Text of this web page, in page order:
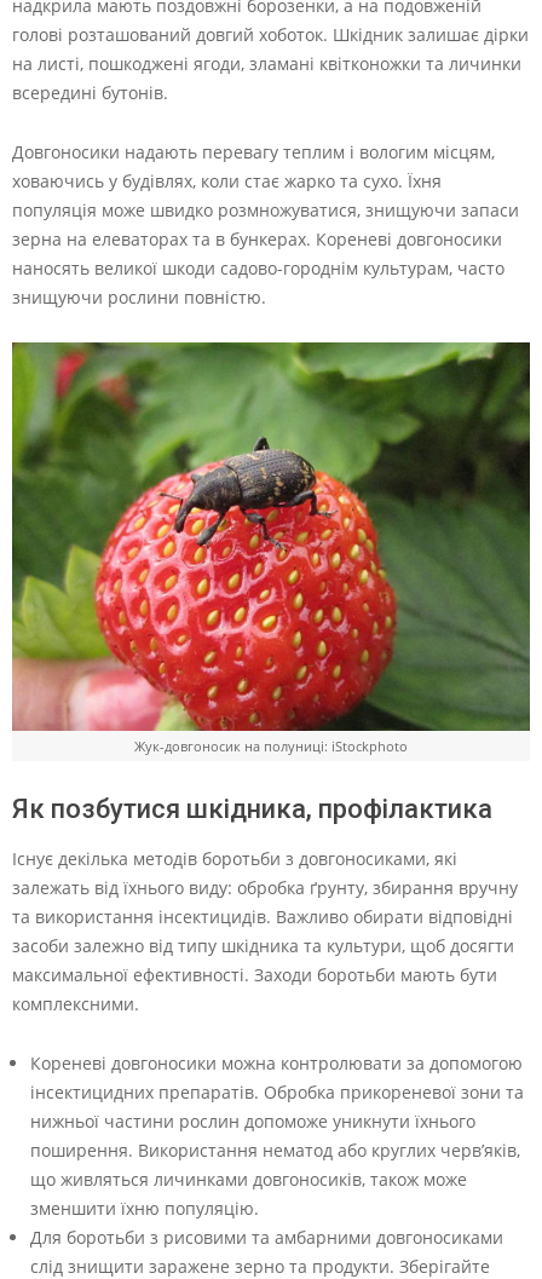
надкрила мають поздовжні борозенки, а на подовженій
голові розташований довгий хоботок. Шкідник залишає дірки
на листі, пошкоджені ягоди, зламані квітконожки та личинки
всередині бутонів.
Довгоносики надають перевагу теплим і вологим місцям,
ховаючись у будівлях, коли стає жарко та сухо. Їхня
популяція може швидко розмножуватися, знищуючи запаси
зерна на елеваторах та в бункерах. Кореневі довгоносики
наносять великої шкоди садово-городнім культурам, часто
знищуючи рослини повністю.
Жук-довгоносик на полуниці: iStockphoto
Як позбутися шкідника, профілактика
Існує декілька методів боротьби з довгоносиками, які
залежать від їхнього виду: обробка ґрунту, збирання вручну
та використання інсектицидів. Важливо обирати відповідні
засоби залежно від типу шкідника та культури, щоб досягти
максимальної ефективності. Заходи боротьби мають бути
комплексними.
Кореневі довгоносики можна контролювати за допомогою
інсектицидних препаратів. Обробка прикореневої зони та
нижньої частини рослин допоможе уникнути їхнього
поширення. Використання нематод або круглих черв’яків,
що живляться личинками довгоносиків, також може
зменшити їхню популяцію.
Для боротьби з рисовими та амбарними довгоносиками
слід знищити заражене зерно та продукти. Зберігайте